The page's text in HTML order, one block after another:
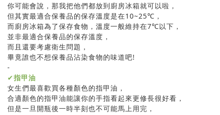
你可能會說，那我把他們都放到廚房冰箱就可以啦，
但其實最適合保養品的保存溫度是在10~25℃，
而廚房冰箱為了保存食物，溫度一般維持在7℃以下，
並非最適合保養品的保存溫度，
而且還要考慮衛生問題，
畢竟誰也不想保養品沾染食物的味道吧!
-
✔指甲油
女生們最喜歡買各種顏色的指甲油，
合適顏色的指甲油能讓你的手指看起來更修長很好看，
但是一旦開瓶後一時半刻也不可能馬上用完，